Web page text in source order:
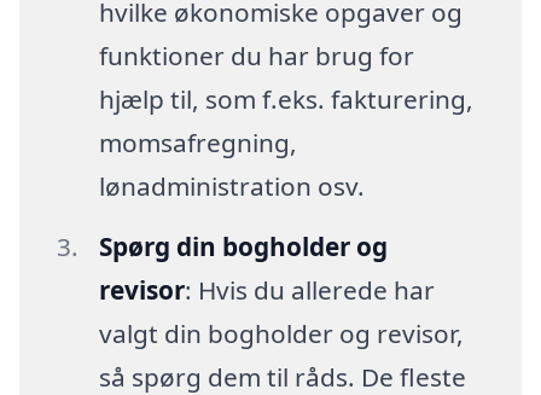
hvilke økonomiske opgaver og
funktioner du har brug for
hjælp til, som f.eks. fakturering,
momsafregning,
lønadministration osv.
Spørg din bogholder og
revisor: Hvis du allerede har
valgt din bogholder og revisor,
så spørg dem til råds. De fleste